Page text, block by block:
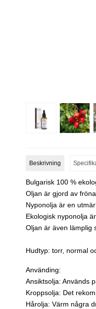
Beskrivning
Bulgarisk 100 %
Oljan är gjord av
Nyponolja är en
Ekologisk nyponolja
Oljan är även lämplig
Hudtyp: torr, normal
Använding:
Ansiktsolja: Används
Kroppsolja: Det
Hårolja: Värm några